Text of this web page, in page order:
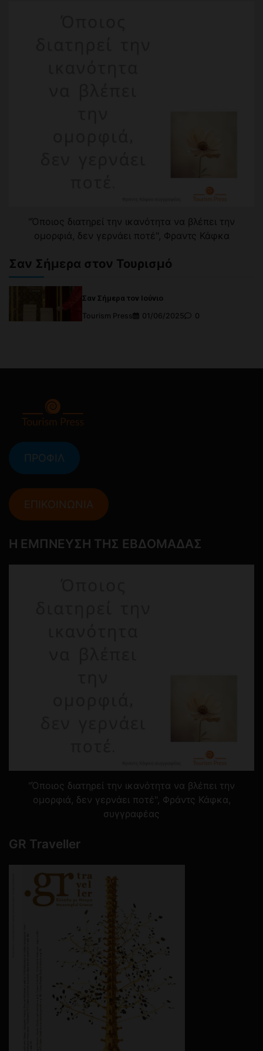
"Όποιος διατηρεί την ικανότητα να βλέπει την
ομορφιά, δεν γερνάει ποτέ", Φραντς Κάφκα
Σαν Σήμερα στον Τουρισμό
Σαν Σήμερα τον Ιούνιο
Tourism Press
01/06/2025 0
ΠΡΟΦΙΛ
ΕΠΙΚΟΙΝΩΝΙΑ
Η ΕΜΠΝΕΥΣΗ ΤΗΣ ΕΒΔΟΜΑΔΑΣ
"Όποιος διατηρεί την ικανότητα να βλέπει την
ομορφιά, δεν γερνάει ποτέ", Φράντς Κάφκα,
συγγραφέας
GR Traveller